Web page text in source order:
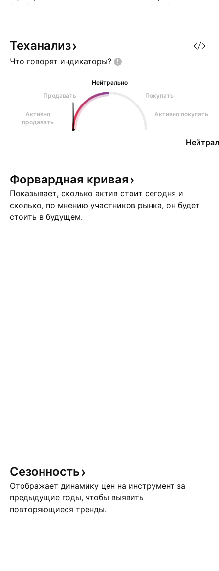
Теханализ
Что говорят индикаторы?
Нейтрально
Продавать
Покупать
Активно
продавать
Активно покупать
Форвардная кривая
Показывает, сколько актив стоит сегодня и
сколько, по мнению участников рынка, он будет
стоить в будущем.
Сезонность
Отображает динамику цен на инструмент за
предыдущие годы, чтобы выявить
повторяющиеся тренды.